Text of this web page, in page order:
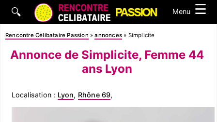
🔍 Menu ☰
Rencontre Célibataire Passion »annonces » Simplicite
Annonce de Simplicite, Femme 44
ans Lyon
Localisation : Lyon, Rhône 69,